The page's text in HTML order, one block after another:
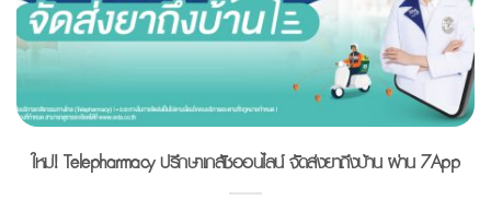
ใหม่! Telepharmacy ปรึกษาเภสัชออนไลน์ จัดส่งยาถึงบ้าน ผ่าน 7App